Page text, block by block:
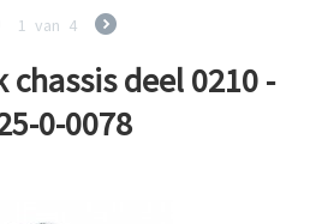
1 van 4
chassis deel 0210 -
0-0078